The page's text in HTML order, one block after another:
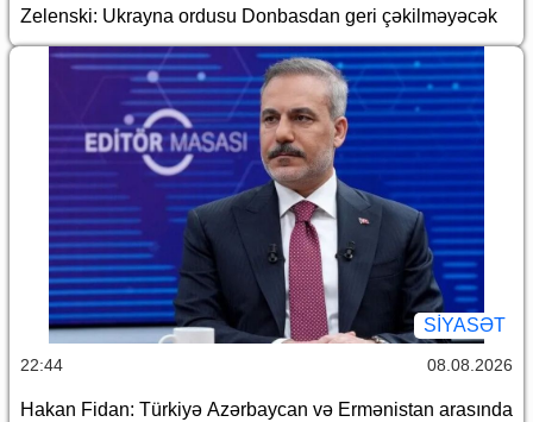
Zelenski: Ukrayna ordusu Donbasdan geri çəkilməyəcək
SİYASƏT
22:44 08.08.2026
Hakan Fidan: Türkiyə Azərbaycan və Ermənistan arasında